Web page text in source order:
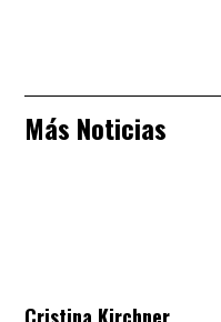
Más Noticias
Cristina Kirchner